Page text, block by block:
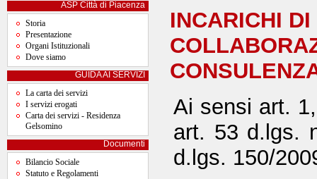
ASP Città di Piacenza
Storia
Presentazione
Organi Istituzionali
Dove siamo
GUIDA AI SERVIZI
La carta dei servizi
I servizi erogati
Carta dei servizi - Residenza
Gelsomino
Documenti
Bilancio Sociale
Statuto e Regolamenti
INCARICHI DI
Ai sensi art.
art. 53 d.lgs.
d.lgs. 150/